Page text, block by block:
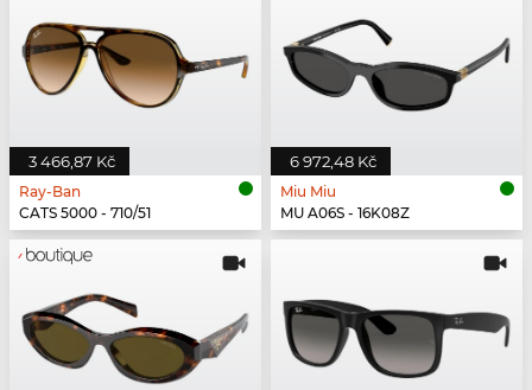
3 466,87 Kč
Ray-Ban
CATS 5000 - 710/51
6 972,48 Kč
Miu Miu
MU A06S - 16K08Z